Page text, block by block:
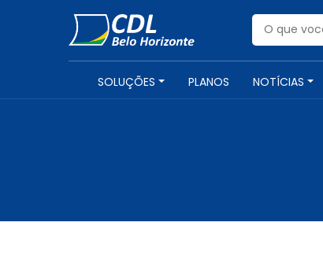
SOLUÇÕES PLANOS NOTÍCIAS